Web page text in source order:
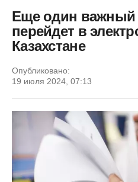
Еще один важный
перейдет в
Казахстане
Опубликовано:
19 июля 2024, 07:13